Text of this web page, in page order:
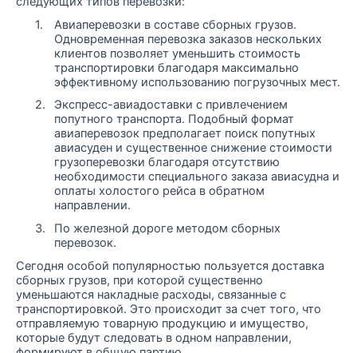
1.
Авиаперевозки в составе сборных грузов.
Одновременная перевозка заказов нескольких
клиентов позволяет уменьшить стоимость
транспортировки благодаря максимально
эффективному использованию погрузочных мест.
2.
Экспресс-авиадоставки с привлечением
попутного транспорта. Подобный формат
авиаперевозок предполагает поиск попутных
авиасуден и существенное снижение стоимости
грузоперевозки благодаря отсутствию
необходимости специального заказа авиасудна и
оплаты холостого рейса в обратном
направлении.
3.
По железной дороге методом сборных
перевозок.
Сегодня особой популярностью пользуется доставка
сборных грузов, при которой существенно
уменьшаются накладные расходы, связанные с
транспортировкой. Это происходит за счет того, что
отправляемую товарную продукцию и имущество,
которые будут следовать в одном направлении,